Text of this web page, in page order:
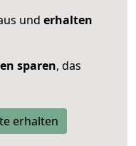
und erhalten
sparen, das
erhalten